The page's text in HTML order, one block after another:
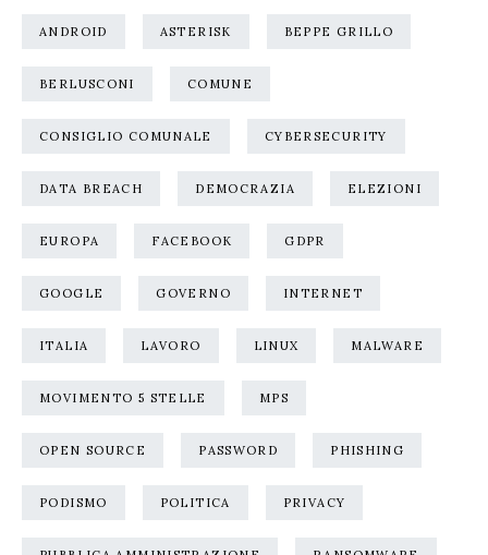
ANDROID ASTERISK BEPPE GRILLO
BERLUSCONI COMUNE
CONSIGLIO COMUNALE CYBERSECURITY
DATA BREACH DEMOCRAZIA ELEZIONI
EUROPA FACEBOOK GDPR
GOOGLE GOVERNO INTERNET
ITALIA LAVORO LINUX MALWARE
MOVIMENTO 5 STELLE MPS
OPEN SOURCE PASSWORD PHISHING
PODISMO POLITICA PRIVACY